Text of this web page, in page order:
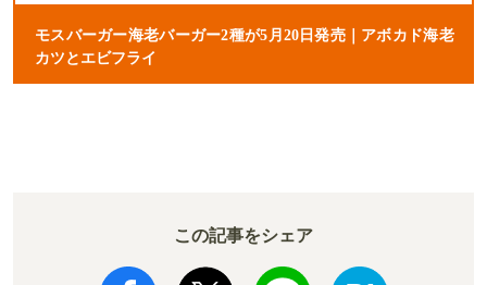
モスバーガー海老バーガー2種が5月20日発売｜アボカド海老
カツとエビフライ
この記事をシェア